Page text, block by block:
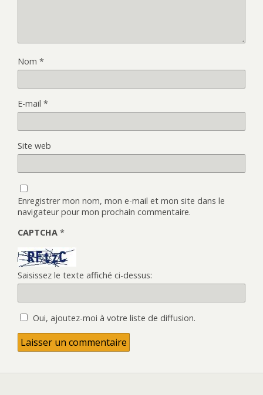
Nom *
E-mail *
Site web
Enregistrer mon nom, mon e-mail et mon site dans le
navigateur pour mon prochain commentaire.
CAPTCHA *
Saisissez le texte affiché ci-dessus:
Oui, ajoutez-moi à votre liste de diffusion.